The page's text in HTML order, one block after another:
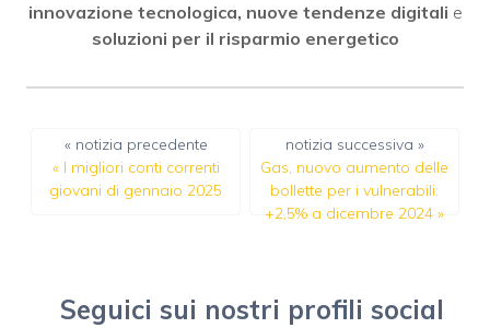
innovazione tecnologica, nuove tendenze digitali e
soluzioni per il risparmio energetico
« notizia precedente
« I migliori conti correnti
giovani di gennaio 2025
notizia successiva »
Gas, nuovo aumento delle
bollette per i vulnerabili:
+2,5% a dicembre 2024 »
Seguici sui nostri profili social